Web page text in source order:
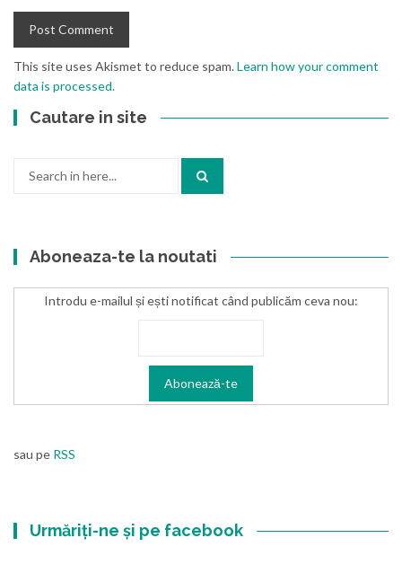
This site uses Akismet to reduce spam.Learn how your comment
data is processed.
Cautare in site
Aboneaza-te la noutati
Introdu e-mailul și ești notificat când publicăm ceva nou:
sau pe RSS
Urmăriți-ne și pe facebook